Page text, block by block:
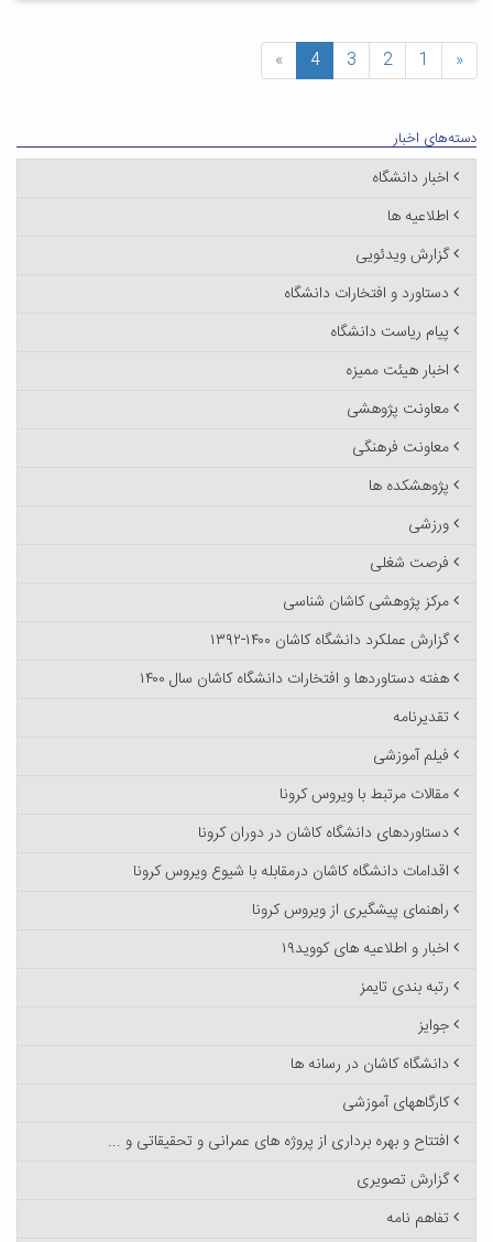
«
1
2
3
4
»
دسته‌های اخبار
اخبار دانشگاه
اطلاعیه ها
گزارش ویدئویی
دستاورد و افتخارات دانشگاه
پیام ریاست دانشگاه
اخبار هیئت ممیزه
معاونت پژوهشی
معاونت فرهنگی
پژوهشکده ها
ورزشی
فرصت شغلی
مرکز پژوهشی کاشان شناسی
گزارش عملکرد دانشگاه کاشان ۱۴۰۰-۱۳۹۲
هفته دستاوردها و افتخارات دانشگاه کاشان سال ۱۴۰۰
تقدیرنامه
فیلم آموزشی
مقالات مرتبط با ویروس کرونا
دستاوردهای دانشگاه کاشان در دوران کرونا
اقدامات دانشگاه کاشان درمقابله با شیوع ویروس کرونا
راهنمای پیشگیری از ویروس کرونا
اخبار و اطلاعیه های کووید۱۹
رتبه بندی تایمز
جوایز
دانشگاه کاشان در رسانه ها
کارگاههای آموزشی
افتتاح و بهره برداری از پروژه های عمرانی و تحقیقاتی و ...
گزارش تصویری
تفاهم نامه